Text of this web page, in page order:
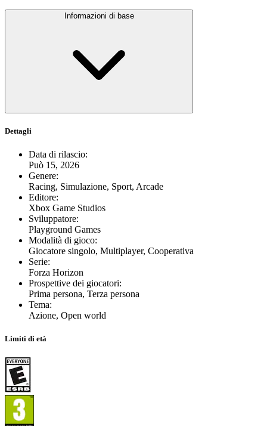
Informazioni di base
Dettagli
Data di rilascio:
Può 15, 2026
Genere:
Racing, Simulazione, Sport, Arcade
Editore:
Xbox Game Studios
Sviluppatore:
Playground Games
Modalità di gioco:
Giocatore singolo, Multiplayer, Cooperativa
Serie:
Forza Horizon
Prospettive dei giocatori:
Prima persona, Terza persona
Tema:
Azione, Open world
Limiti di età